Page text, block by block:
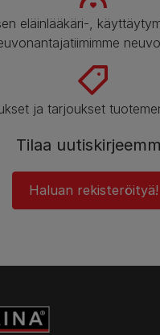
eläinlääkäri-,
ja tarjoukset
Tilaa
Haluan rekisteröityä!